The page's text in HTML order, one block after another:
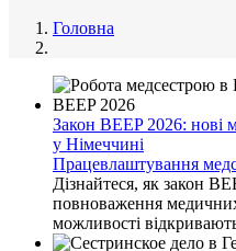
Головна
Закон BEEP 2026: нові
у Німеччині
Працевлаштування
Дізнайтеся, як закон
повноваження медичних
можливості